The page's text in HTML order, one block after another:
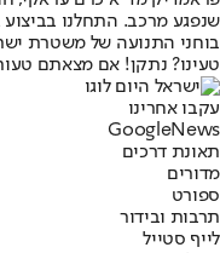
שנפגע מרכב. התחלנו
בוחני התנועה של משטרת
טעינו? נתקן! אם מצאתם
עקבו אחרינו
Googl eNews
תאונת דרכים
מדורים
ספורט
תרבות ובידור
לייף סטייל